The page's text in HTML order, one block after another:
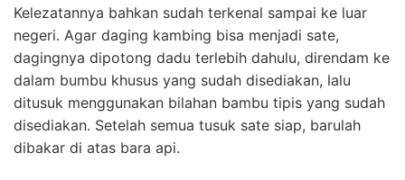
Kelezatannya bahkan sudah terkenal sampai ke luar
negeri. Agar daging kambing bisa menjadi sate,
dagingnya dipotong dadu terlebih dahulu, direndam ke
dalam bumbu khusus yang sudah disediakan, lalu
ditusuk menggunakan bilahan bambu tipis yang sudah
disediakan. Setelah semua tusuk sate siap, barulah
dibakar di atas bara api.